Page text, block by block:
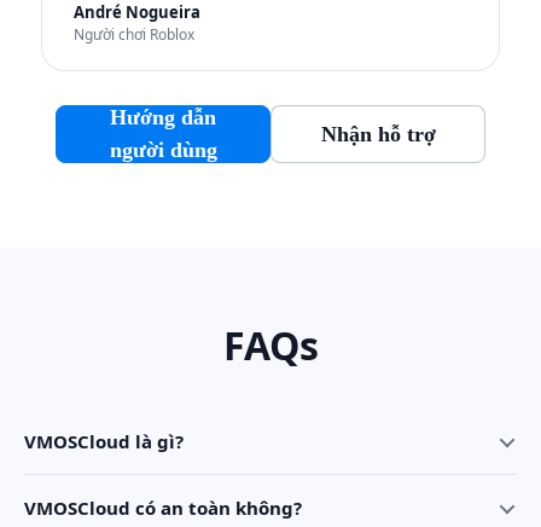
André Nogueira
Người chơi Roblox
Hướng dẫn
người dùng
Nhận hỗ trợ
FAQs
VMOSCloud là gì?
VMOSCloud có an toàn không?